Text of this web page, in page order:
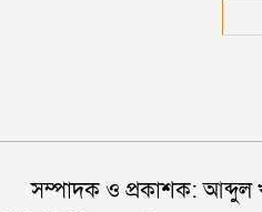
সম্পাদক ও প্রকাশক: আব্দুল